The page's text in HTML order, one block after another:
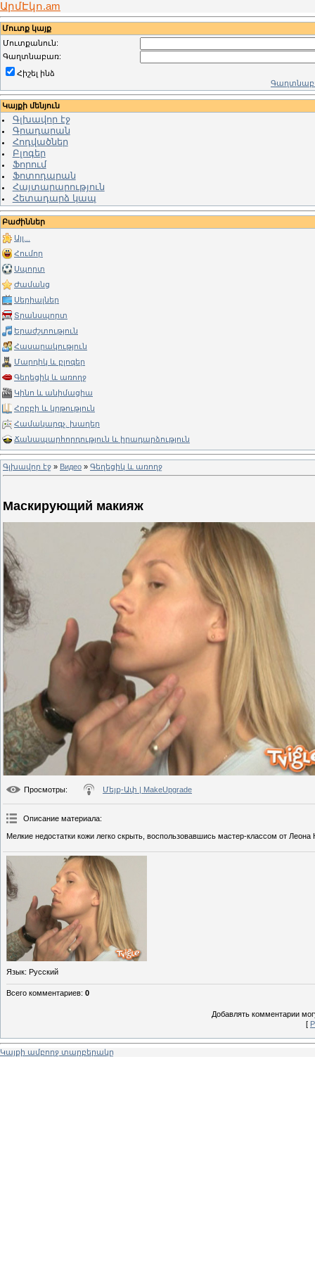
ԱրմԷկո.am
Մուտք կայք
Մուտքանուն:
Գաղտնաբառ:
Հիշել ինձ
Կայքի մենյուն
Գլխավոր էջ
Գրադարան
Հոդվածներ
Բլոգեր
Ֆորում
Ֆոտոդարան
Հայտարարություն
Հետադարձ կապ
Բաժիններ
Այլ...
Հումոր
Սպորտ
Ժամանց
Սերիալներ
Տրանսպորտ
Երաժշտություն
Հասարակություն
Մարդիկ և բլոգեր
Գեղեցիկ և առողջ
Կինո և անիմացիա
Հոբբի և կրթություն
Համակարգչ. խաղեր
Ճանապարհորդություն և իրադարձություն
Գլխավոր էջ » Видео » Գեղեցիկ և առողջ
Маскирующий макияж
Просмотры: Մեյք-Ափ | MakeUpgrade
Описание материала:
Мелкие недостатки кожи легко скрыть, воспользовавшись мастер-классом от Леона
Язык: Русский
Всего комментариев: 0
Добавлять комментарии
[
Կայքի ամբողջ տարբերակը